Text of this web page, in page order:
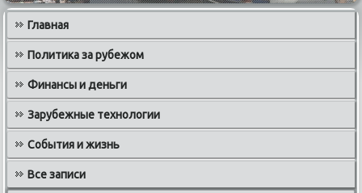
Главная
Политика за рубежом
Финансы и деньги
Зарубежные технологии
События и жизнь
Все записи